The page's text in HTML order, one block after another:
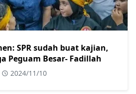
SPR sudah buat kajian,
Peguam Besar- Fadillah
2024/11/10